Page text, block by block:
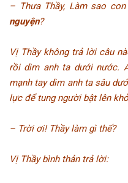
– Thưa Thầy, Làm sao con
nguyện?
Vị Thầy không trả lời câu
rồi dìm anh ta dưới nước.
mạnh tay dìm anh ta sâu
lực để tung người bật lên
– Trời ơi! Thầy làm gì thế?
Vị Thầy bình thản trả lời: